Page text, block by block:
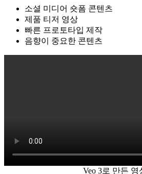
소셜 미디어 숏폼 콘텐츠
제품 티저 영상
빠른 프로토타입 제작
음향이 중요한 콘텐츠
Veo 3로 만든 영